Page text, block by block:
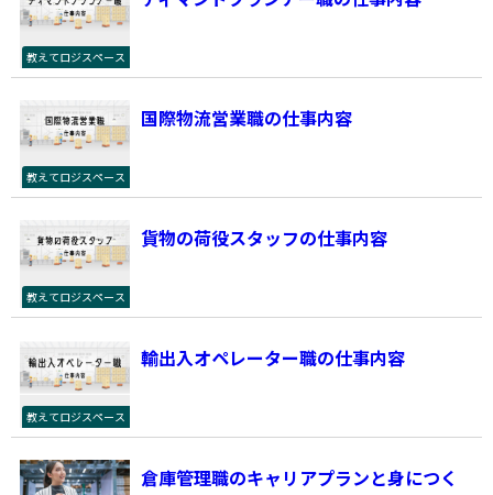
教えてロジスペース
教えてロジスペース
国際物流営業職の仕事内容
教えてロジスペース
貨物の荷役スタッフの仕事内容
教えてロジスペース
輸出入オペレーター職の仕事内容
倉庫管理職のキャリアプランと身につく